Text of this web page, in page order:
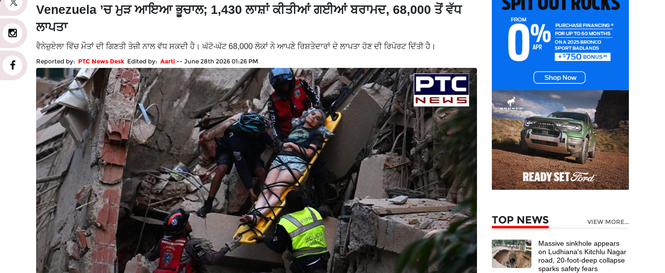
Venezuela ’ਚ ਮੁੜ ਆਇਆ ਭੂਚਾਲ; 1,430 ਲਾਸ਼ਾਂ ਕੀਤੀਆਂ ਗਈਆਂ ਬਰਾਮਦ, 68,000 ਤੋਂ ਵੱਧ
ਲਾਪਤਾ
ਵੈਨੇਜ਼ੁਏਲਾ ਵਿੱਚ ਮੌਤਾਂ ਦੀ ਗਿਣਤੀ ਤੇਜ਼ੀ ਨਾਲ ਵੱਧ ਸਕਦੀ ਹੈ। ਘੱਟੋ-ਘੱਟ 68,000 ਲੋਕਾਂ ਨੇ ਆਪਣੇ ਰਿਸ਼ਤੇਦਾਰਾਂ ਦੇ ਲਾਪਤਾ ਹੋਣ ਦੀ ਰਿਪੋਰਟ ਦਿੱਤੀ ਹੈ।
Reported by: PTC News Desk Edited by: Aarti -- June 28th 2026 01:26 PM
TOP NEWS VIEW MORE...
Massive sinkhole appears
on Ludhiana's Kitchlu Nagar
road, 20-foot-deep collapse
sparks safety fears